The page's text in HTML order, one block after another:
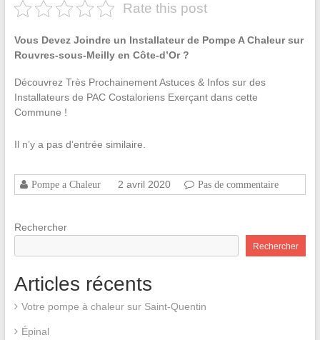
Rate this post
Vous Devez Joindre un Installateur de Pompe A Chaleur sur
Rouvres-sous-Meilly en Côte-d’Or ?
Découvrez Très Prochainement Astuces & Infos sur des
Installateurs de PAC Costaloriens Exerçant dans cette
Commune !
Il n’y a pas d’entrée similaire.
Pompe a Chaleur 2 avril 2020 Pas de commentaire
Rechercher
Rechercher
Articles récents
Votre pompe à chaleur sur Saint-Quentin
Épinal